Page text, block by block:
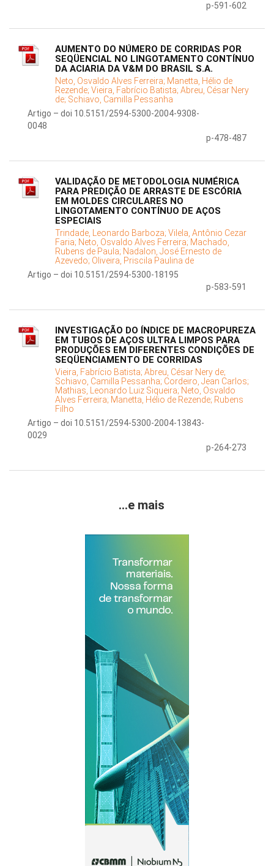
p-591-602
AUMENTO DO NÚMERO DE CORRIDAS POR
SEQÜENCIAL NO LINGOTAMENTO CONTÍNUO
DA ACIARIA DA V&M DO BRASIL S.A.
Neto, Osvaldo Alves Ferreira; Manetta, Hélio de
Rezende; Vieira, Fabrício Batista; Abreu, César Nery
de; Schiavo, Camilla Pessanha
Artigo – doi 10.5151/2594-5300-2004-9308-
0048
p-478-487
VALIDAÇÃO DE METODOLOGIA NUMÉRICA
PARA PREDIÇÃO DE ARRASTE DE ESCÓRIA
EM MOLDES CIRCULARES NO
LINGOTAMENTO CONTÍNUO DE AÇOS
ESPECIAIS
Trindade, Leonardo Barboza; Vilela, Antônio Cezar
Faria; Neto, Osvaldo Alves Ferreira; Machado,
Rubens de Paula; Nadalon, José Ernesto de
Azevedo; Oliveira, Priscila Paulina de
Artigo – doi 10.5151/2594-5300-18195
p-583-591
INVESTIGAÇÃO DO ÍNDICE DE MACROPUREZA
EM TUBOS DE AÇOS ULTRA LIMPOS PARA
PRODUÇÕES EM DIFERENTES CONDIÇÕES DE
SEQÜENCIAMENTO DE CORRIDAS
Vieira, Fabrício Batista; Abreu, César Nery de;
Schiavo, Camilla Pessanha; Cordeiro, Jean Carlos;
Mathias, Leonardo Luiz Siqueira; Neto, Osvaldo
Alves Ferreira; Manetta, Hélio de Rezende; Rubens
Filho
Artigo – doi 10.5151/2594-5300-2004-13843-
0029
p-264-273
...e mais